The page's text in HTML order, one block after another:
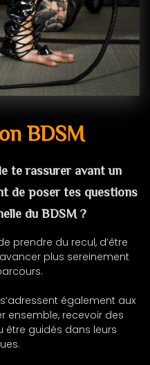
BDSM
te rassurer avant un
de poser tes questions
du BDSM ?
prendre du recul, d’être
plus sereinement
également aux
ensemble, recevoir des
être guidés dans leurs